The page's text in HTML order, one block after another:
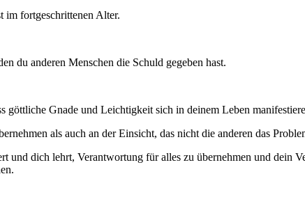
im fortgeschrittenen Alter.
du anderen Menschen die Schuld gegeben hast.
göttliche Gnade und Leichtigkeit sich in deinem Leben
als auch an der Einsicht, das nicht die anderen das
dich lehrt, Verantwortung für alles zu übernehmen und dein